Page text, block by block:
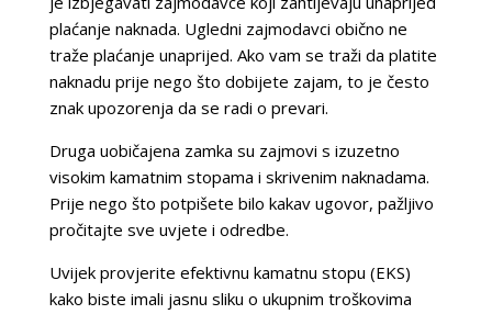
plaćanje naknada. Ugledni zajmodavci obično ne
traže plaćanje unaprijed. Ako vam se traži da platite
naknadu prije nego što dobijete zajam, to je često
znak upozorenja da se radi o prevari.
Druga uobičajena zamka su zajmovi s izuzetno
visokim kamatnim stopama i skrivenim naknadama.
Prije nego što potpišete bilo kakav ugovor, pažljivo
pročitajte sve uvjete i odredbe.
Uvijek provjerite efektivnu kamatnu stopu (EKS)
kako biste imali jasnu sliku o ukupnim troškovima